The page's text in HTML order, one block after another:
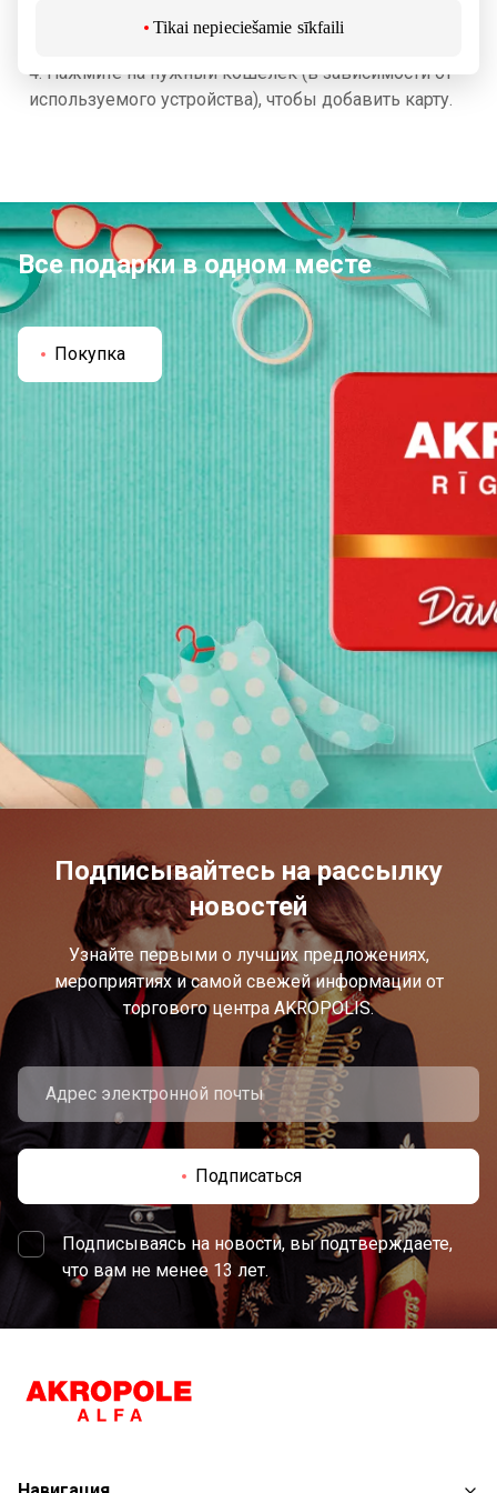
Tikai nepieciešamie sīkfaili
Нажмите на нужный кошелёк (в зависимости от
используемого устройства), чтобы добавить карту.
Все подарки в одном месте
Покупка
Подписывайтесь на рассылку
новостей
Узнайте первыми о лучших предложениях,
мероприятиях и самой свежей информации от
торгового центра AKROPOLIS.
Подписаться
Подписываясь на новости, вы подтверждаете,
что вам не менее 13 лет.